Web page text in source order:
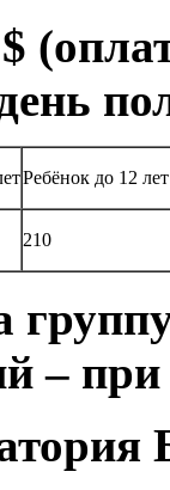
Ребёнок до 12
210
при